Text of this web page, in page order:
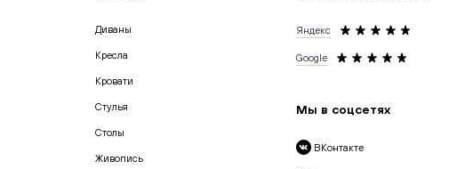
Диваны
Кресла
Кровати
Cтулья
Столы
Живопись
Яндекс
Google
Мы в соцсетях
ВКонтакте